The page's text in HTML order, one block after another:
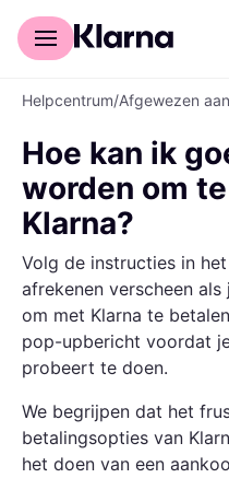
Voor shoppers
Helpcentrum/Afgewezen
Hoe kan ik
worden om
Klarna?
Volg de instructies in
afrekenen verscheen
om met Klarna te
pop-upbericht voordat
probeert te doen.
We begrijpen dat het
betalingsopties van
het doen van een